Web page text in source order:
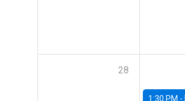
28
1:30 PM -